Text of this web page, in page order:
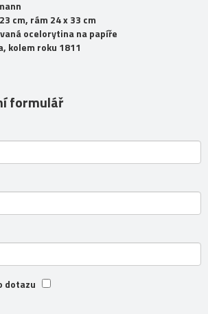
cm, rám 24 x 33 cm
ocelorytina na papíře
kolem roku 1811
formulář
dotazu